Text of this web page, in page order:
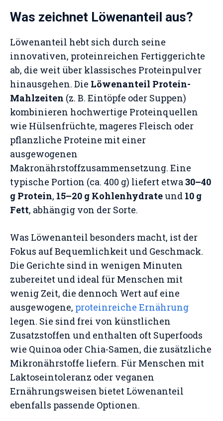
Was zeichnet Löwenanteil aus?
Löwenanteil hebt sich durch seine
innovativen, proteinreichen Fertiggerichte
ab, die weit über klassisches Proteinpulver
hinausgehen. Die Löwenanteil Protein-
Mahlzeiten (z. B. Eintöpfe oder Suppen)
kombinieren hochwertige Proteinquellen
wie Hülsenfrüchte, mageres Fleisch oder
pflanzliche Proteine mit einer
ausgewogenen
Makronährstoffzusammensetzung. Eine
typische Portion (ca. 400 g) liefert etwa30–40
g Protein, 15–20 g Kohlenhydrateund 10 g
Fett, abhängig von der Sorte.
Was Löwenanteil besonders macht, ist der
Fokus auf Bequemlichkeit und Geschmack.
Die Gerichte sind in wenigen Minuten
zubereitet und ideal für Menschen mit
wenig Zeit, die dennoch Wert auf eine
ausgewogene, proteinreiche Ernährung
legen. Sie sind frei von künstlichen
Zusatzstoffen und enthalten oft Superfoods
wie Quinoa oder Chia-Samen, die zusätzliche
Mikronährstoffe liefern. Für Menschen mit
Laktoseintoleranz oder veganen
Ernährungsweisen bietet Löwenanteil
ebenfalls passende Optionen.